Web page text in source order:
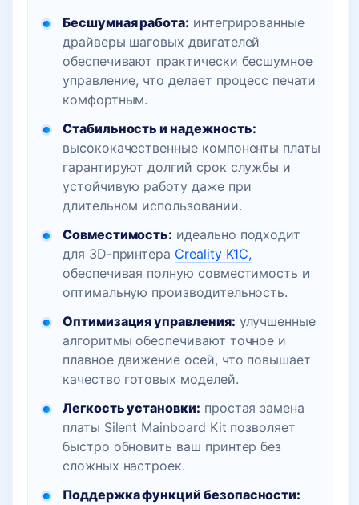
Бесшумная работа: интегрированные
драйверы шаговых двигателей
обеспечивают практически бесшумное
управление, что делает процесс печати
комфортным.
Стабильность и надежность:
высококачественные компоненты платы
гарантируют долгий срок службы и
устойчивую работу даже при
длительном использовании.
Совместимость: идеально подходит
для 3D-принтера Creality K1C,
обеспечивая полную совместимость и
оптимальную производительность.
Оптимизация управления: улучшенные
алгоритмы обеспечивают точное и
плавное движение осей, что повышает
качество готовых моделей.
Легкость установки: простая замена
платы Silent Mainboard Kit позволяет
быстро обновить ваш принтер без
сложных настроек.
Поддержка функций безопасности: